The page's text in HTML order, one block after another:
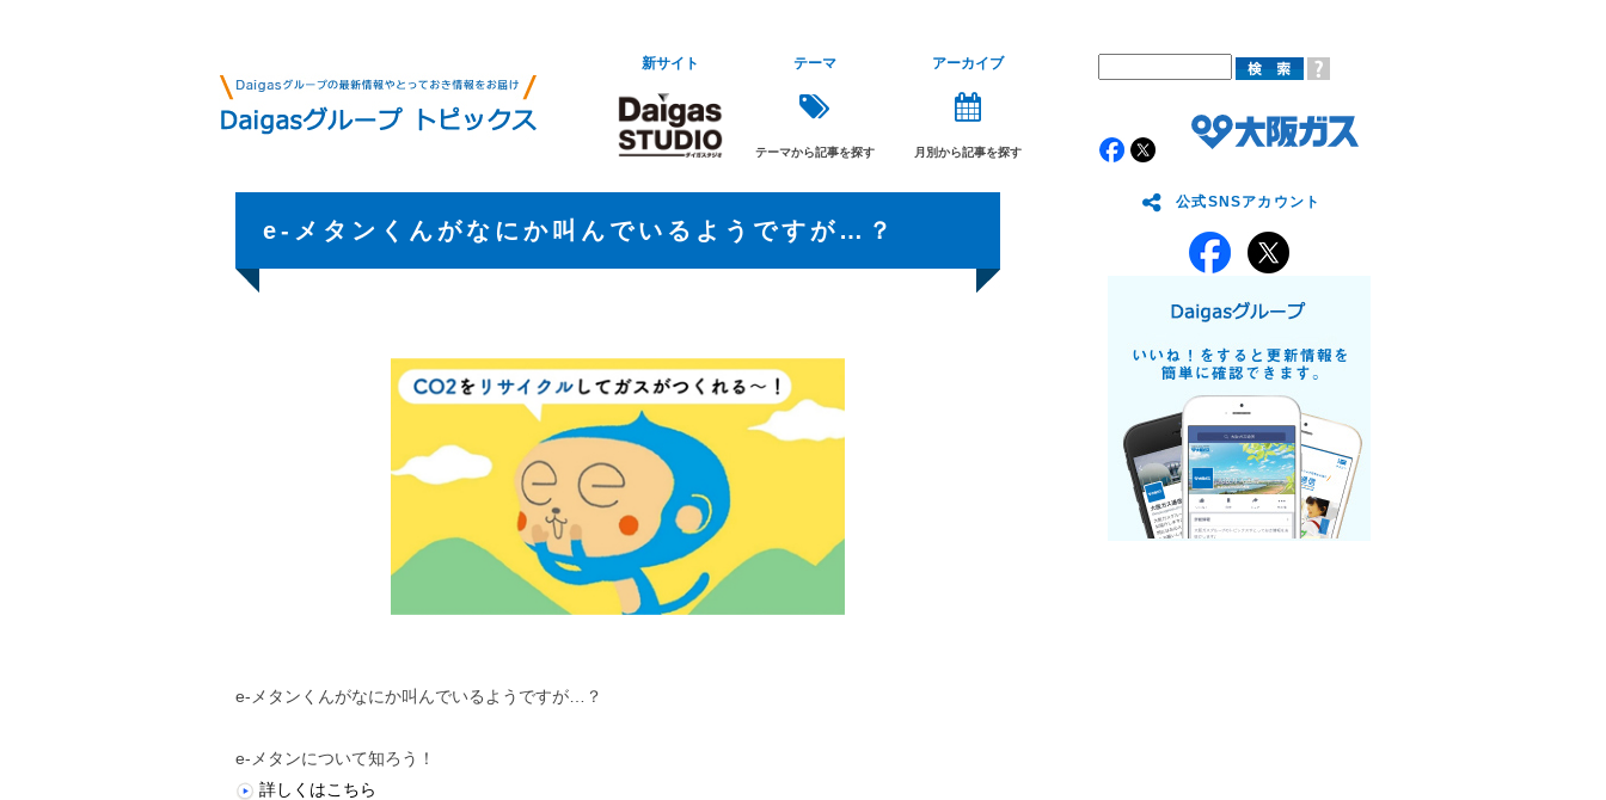
新サイト テーマ
テーマから記事を探す
アーカイブ
月別から記事を探す
e-メタンくんがなにか叫んでいるようですが…？
e-メタンくんがなにか叫んでいるようですが…？
e-メタンについて知ろう！
詳しくはこちら
公式SNSアカウント